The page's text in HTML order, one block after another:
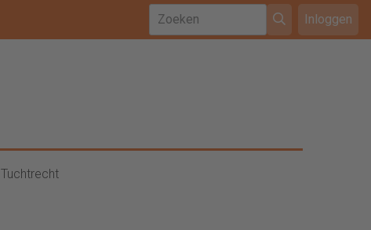
Inloggen
Tuchtrecht